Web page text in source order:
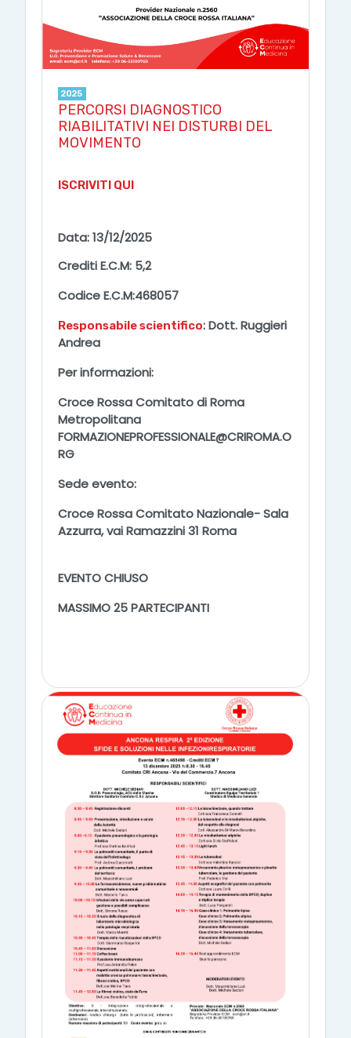
2025
PERCORSI DIAGNOSTICO
RIABILITATIVI NEI DISTURBI DEL
MOVIMENTO
ISCRIVITI QUI
Data: 13/12/2025
Crediti E.C.M: 5,2
Codice E.C.M:468057
Responsabile scientifico: Dott. Ruggieri
Andrea
Per informazioni:
Croce Rossa Comitato di Roma
Metropolitana
FORMAZIONEPROFESSIONALE@CRIROMA.O
RG
Sede evento:
Croce Rossa Comitato Nazionale- Sala
Azzurra, vai Ramazzini 31 Roma
EVENTO CHIUSO
MASSIMO 25 PARTECIPANTI